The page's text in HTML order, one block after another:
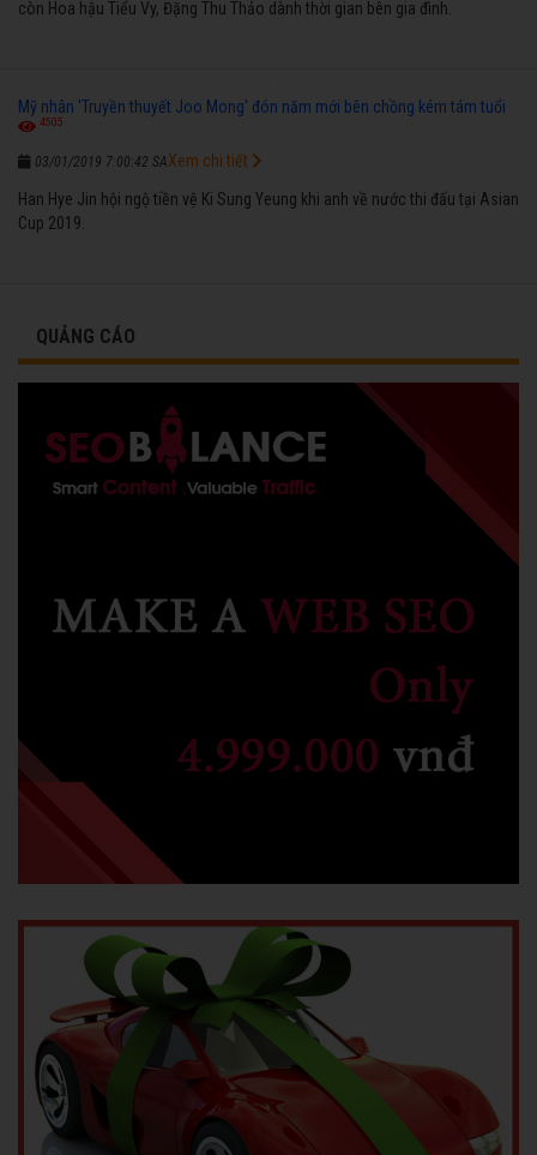
còn Hoa hậu Tiểu Vy, Đặng Thu Thảo dành thời gian bên gia đình.
Mỹ nhân 'Truyền thuyết Joo Mong' đón năm mới bên chồng kém tám tuổi
4505
03/01/2019 7:00:42 SA
Han Hye Jin hội ngộ tiền vệ Ki Sung Yeung khi anh về nước thi đấu tại Asian
Cup 2019.
Xem chi tiết
QUẢNG CÁO